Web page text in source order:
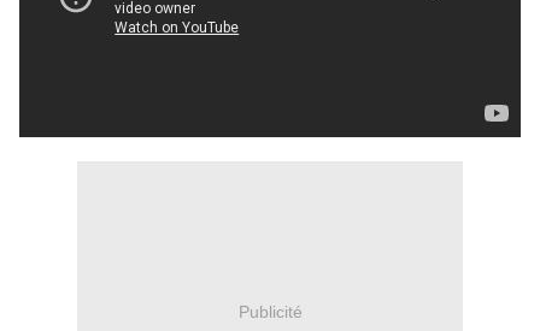
Publicité